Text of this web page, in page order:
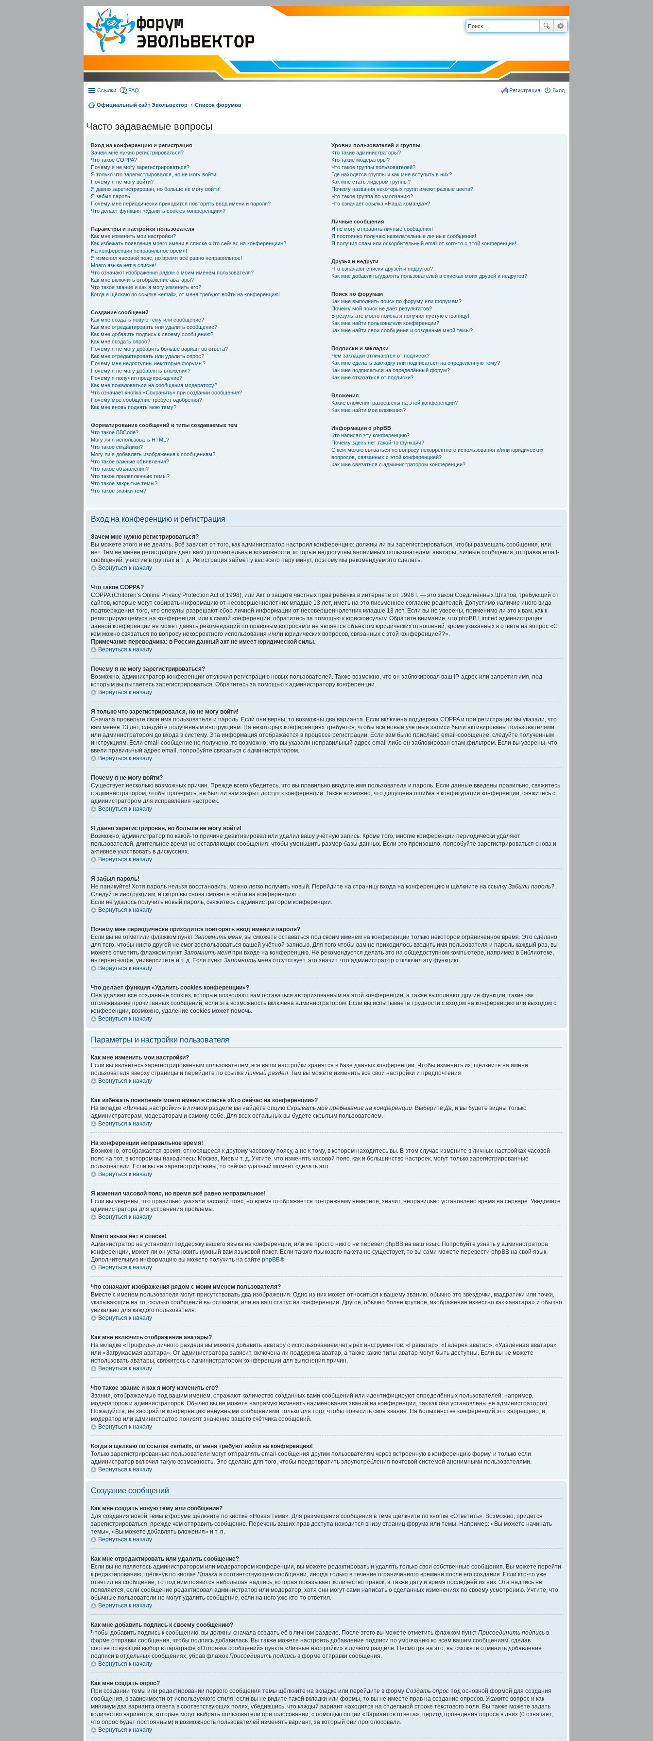
Ссылки FAQ Вход
Регистрация
Официальный сайт Эвольвектор Список форумов
Часто задаваемые вопросы
Вход на конференцию и регистрация
Зачем мне нужно регистрироваться?
Что такое COPPA?
Почему я не могу зарегистрироваться?
Я только что зарегистрировался, но не могу войти!
Почему я не могу войти?
Я давно зарегистрирован, но больше не могу войти!
Я забыл пароль!
Почему мне периодически приходится повторять ввод имени и пароля?
Что делает функция «Удалить cookies конференции»?
Параметры и настройки пользователя
Как мне изменить мои настройки?
Как избежать появления моего имени в списке «Кто сейчас на конференции»?
На конференции неправильное время!
Я изменил часовой пояс, но время всё равно неправильное!
Моего языка нет в списке!
Что означают изображения рядом с моим именем пользователя?
Как мне включить отображение аватары?
Что такое звание и как я могу изменить его?
Когда я щёлкаю по ссылке «email», от меня требуют войти на конференцию!
Создание сообщений
Как мне создать новую тему или сообщение?
Как мне отредактировать или удалить сообщение?
Как мне добавить подпись к своему сообщению?
Как мне создать опрос?
Почему я не могу добавить больше вариантов ответа?
Как мне отредактировать или удалить опрос?
Почему мне недоступны некоторые форумы?
Почему я не могу добавлять вложения?
Почему я получил предупреждение?
Как мне пожаловаться на сообщения модератору?
Что означает кнопка «Сохранить» при создании сообщения?
Почему моё сообщение требует одобрения?
Как мне вновь поднять мою тему?
Форматирование сообщений и типы создаваемых тем
Что такое BBCode?
Могу ли я использовать HTML?
Что такое смайлики?
Могу ли я добавлять изображения к сообщениям?
Что такое важные объявления?
Что такое объявления?
Что такое прилепленные темы?
Что такое закрытые темы?
Что такое значки тем?
Уровни пользователей и группы
Кто такие администраторы?
Кто такие модераторы?
Что такое группы пользователей?
Где находятся группы и как мне вступить в них?
Как мне стать лидером группы?
Почему названия некоторых групп имеют разные цвета?
Что такое группа по умолчанию?
Что означает ссылка «Наша команда»?
Личные сообщения
Я не могу отправить личные сообщения!
Я постоянно получаю нежелательные личные сообщения!
Я получил спам или оскорбительный email от кого-то с этой конференции!
Друзья и недруги
Что означают списки друзей и недругов?
Как мне добавлять/удалять пользователей в списках моих друзей и недругов?
Поиск по форумам
Как мне выполнить поиск по форуму или форумам?
Почему мой поиск не даёт результатов?
В результате моего поиска я получил пустую страницу!
Как мне найти пользователя конференции?
Как мне найти свои сообщения и созданные мной темы?
Подписки и закладки
Чем закладки отличаются от подписок?
Как мне сделать закладку или подписаться на определённую тему?
Как мне подписаться на определённый форум?
Как мне отказаться от подписки?
Вложения
Какие вложения разрешены на этой конференции?
Как мне найти мои вложения?
Информация о phpBB
Кто написал эту конференцию?
Почему здесь нет такой-то функции?
С кем можно связаться по вопросу некорректного использования и/или юридических
вопросов, связанных с этой конференцией?
Как мне связаться с администратором конференции?
Вход на конференцию и регистрация
Зачем мне нужно регистрироваться?
Вы можете этого и не делать. Всё зависит от того, как администратор настроил конференцию: должны ли вы зарегистрироваться, чтобы размещать сообщения, или
нет. Тем не менее регистрация даёт вам дополнительные возможности, которые недоступны анонимным пользователям: аватары, личные сообщения, отправка email-
сообщений, участие в группах и т. д. Регистрация займёт у вас всего пару минут, поэтому мы рекомендуем это сделать.
Вернуться к началу
Что такое COPPA?
COPPA (Children’s Online Privacy Protection Act of 1998), или Акт о защите частных прав ребёнка в интернете от 1998 г. — это закон Соединённых Штатов, требующий от
сайтов, которые могут собирать информацию от несовершеннолетних младше 13 лет, иметь на это письменное согласие родителей. Допустимо наличие иного вида
подтверждения того, что опекуны разрешают сбор личной информации от несовершеннолетних младше 13 лет. Если вы не уверены, применимо ли это к вам, как к
регистрирующемуся на конференции, или к самой конференции, обратитесь за помощью к юрисконсульту. Обратите внимание, что phpBB Limited администрация
данной конференции не может давать рекомендаций по правовым вопросам и не является объектом юридических отношений, кроме указанных в ответе на вопрос «С
кем можно связаться по вопросу некорректного использования и/или юридических вопросов, связанных с этой конференцией?».
Примечание переводчика: в России данный акт не имеет юридической силы.
Вернуться к началу
Почему я не могу зарегистрироваться?
Возможно, администратор конференции отключил регистрацию новых пользователей. Также возможно, что он заблокировал ваш IP-адрес или запретил имя, под
которым вы пытаетесь зарегистрироваться. Обратитесь за помощью к администратору конференции.
Вернуться к началу
Я только что зарегистрировался, но не могу войти!
Сначала проверьте свои имя пользователя и пароль. Если они верны, то возможны два варианта. Если включена поддержка COPPA и при регистрации вы указали, что
вам менее 13 лет, следуйте полученным инструкциям. На некоторых конференциях требуется, чтобы все новые учётные записи были активированы пользователями
или администратором до входа в систему. Эта информация отображается в процессе регистрации. Если вам было прислано email-сообщение, следуйте полученным
инструкциям. Если email-сообщение не получено, то возможно, что вы указали неправильный адрес email либо он заблокирован спам-фильтром. Если вы уверены, что
ввели правильный адрес email, попробуйте связаться с администратором.
Вернуться к началу
Почему я не могу войти?
Существует несколько возможных причин. Прежде всего убедитесь, что вы правильно вводите имя пользователя и пароль. Если данные введены правильно, свяжитесь
с администратором, чтобы проверить, не был ли вам закрыт доступ к конференции. Также возможно, что допущена ошибка в конфигурации конференции, свяжитесь с
администратором для исправления настроек.
Вернуться к началу
Я давно зарегистрирован, но больше не могу войти!
Возможно, администратор по какой-то причине деактивировал или удалил вашу учётную запись. Кроме того, многие конференции периодически удаляют
пользователей, длительное время не оставляющих сообщения, чтобы уменьшить размер базы данных. Если это произошло, попробуйте зарегистрироваться снова и
активнее участвовать в дискуссиях.
Вернуться к началу
Я забыл пароль!
Не паникуйте! Хотя пароль нельзя восстановить, можно легко получить новый. Перейдите на страницу входа на конференцию и щёлкните на ссылку Забыли пароль?.
Следуйте инструкциям, и скоро вы снова сможете войти на конференцию.
Если не удалось получить новый пароль, свяжитесь с администратором конференции.
Вернуться к началу
Почему мне периодически приходится повторять ввод имени и пароля?
Если вы не отметили флажком пункт Запомнить меня, вы сможете оставаться под своим именем на конференции только некоторое ограниченное время. Это сделано
для того, чтобы никто другой не смог воспользоваться вашей учётной записью. Для того чтобы вам не приходилось вводить имя пользователя и пароль каждый раз, вы
можете отметить флажком пункт Запомнить меня при входе на конференцию. Не рекомендуется делать это на общедоступном компьютере, например в библиотеке,
интернет-кафе, университете и т. д. Если пункт Запомнить меня отсутствует, это значит, что администратор отключил эту функцию.
Вернуться к началу
Что делает функция «Удалить cookies конференции»?
Она удаляет все созданные cookies, которые позволяют вам оставаться авторизованным на этой конференции, а также выполняют другие функции, такие как
отслеживание прочитанных сообщений, если эта возможность включена администратором. Если вы испытываете трудности с входом на конференцию или выходом с
конференции, возможно, удаление cookies может помочь.
Вернуться к началу
Параметры и настройки пользователя
Как мне изменить мои настройки?
Если вы являетесь зарегистрированным пользователем, все ваши настройки хранятся в базе данных конференции. Чтобы изменить их, щёлкните на имени
пользователя вверху страницы и перейдите по ссылкеЛичный раздел. Там вы можете изменить все свои настройки и предпочтения.
Вернуться к началу
Как избежать появления моего имени в списке «Кто сейчас на конференции»?
На вкладке «Личные настройки» в личном разделе вы найдёте опцию Скрывать моё пребывание на конференции. ВыберитеДа, и вы будете видны только
администраторам, модераторам и самому себе. Для всех остальных вы будете скрытым пользователем.
Вернуться к началу
На конференции неправильное время!
Возможно, отображается время, относящееся к другому часовому поясу, а не к тому, в котором находитесь вы. В этом случае измените в личных настройках часовой
пояс на тот, в котором вы находитесь: Москва, Киев и т. д. Учтите, что изменять часовой пояс, как и большинство настроек, могут только зарегистрированные
пользователи. Если вы не зарегистрированы, то сейчас удачный момент сделать это.
Вернуться к началу
Я изменил часовой пояс, но время всё равно неправильное!
Если вы уверены, что правильно указали часовой пояс, но время отображается по-прежнему неверное, значит, неправильно установлено время на сервере. Уведомите
администратора для устранения проблемы.
Вернуться к началу
Моего языка нет в списке!
Администратор не установил поддержку вашего языка на конференции, или же просто никто не перевёл phpBB на ваш язык. Попробуйте узнать у администратора
конференции, может ли он установить нужный вам языковой пакет. Если такого языкового пакета не существует, то вы сами можете перевести phpBB на свой язык.
Дополнительную информацию вы можете получить на сайте phpBB®.
Вернуться к началу
Что означают изображения рядом с моим именем пользователя?
Вместе с именем пользователя могут присутствовать два изображения. Одно из них может относиться к вашему званию, обычно это звёздочки, квадратики или точки,
указывающие на то, сколько сообщений вы оставили, или на ваш статус на конференции. Другое, обычно более крупное, изображение известно как «аватара» и обычно
уникально для каждого пользователя.
Вернуться к началу
Как мне включить отображение аватары?
На вкладке «Профиль» личного раздела вы можете добавить аватару с использованием четырёх инструментов: «Граватар», «Галерея аватар», «Удалённая аватара»
или «Загружаемая аватара». От администратора зависит, включена ли поддержка аватар, а также какие типы аватар могут быть доступны. Если вы не можете
использовать аватары, свяжитесь с администратором конференции для выяснения причин.
Вернуться к началу
Что такое звание и как я могу изменить его?
Звания, отображаемые под вашим именем, отражают количество созданных вами сообщений или идентифицируют определённых пользователей: например,
модераторов и администраторов. Обычно вы не можете напрямую изменять наименования званий на конференции, так как они установлены её администратором.
Пожалуйста, не засоряйте конференцию ненужными сообщениями только для того, чтобы повысить своё звание. На большинстве конференций это запрещено, и
модератор или администратор понизят значение вашего счётчика сообщений.
Вернуться к началу
Когда я щёлкаю по ссылке «email», от меня требуют войти на конференцию!
Только зарегистрированные пользователи могут отправлять email-сообщения другим пользователям через встроенную в конференцию форму, и только если
администратор включил такую возможность. Это сделано для того, чтобы предотвратить злоупотребления почтовой системой анонимными пользователями.
Вернуться к началу
Создание сообщений
Как мне создать новую тему или сообщение?
Для создания новой темы в форуме щёлкните по кнопке «Новая тема». Для размещения сообщения в теме щёлкните по кнопке «Ответить». Возможно, придётся
зарегистрироваться, прежде чем отправить сообщение. Перечень ваших прав доступа находится внизу страниц форума или темы. Например: «Вы можете начинать
темы», «Вы можете добавлять вложения» и т. п.
Вернуться к началу
Как мне отредактировать или удалить сообщение?
Если вы не являетесь администратором или модератором конференции, вы можете редактировать и удалять только свои собственные сообщения. Вы можете перейти
к редактированию, щёлкнув по кнопке Правка в соответствующем сообщении, иногда только в течение ограниченного времени после его создания. Если кто-то уже
ответил на сообщение, то под ним появится небольшая надпись, которая показывает количество правок, а также дату и время последней из них. Эта надпись не
появляется, если сообщение редактировал администратор или модератор, хотя они могут сами написать о сделанных изменениях по своему усмотрению. Учтите, что
обычные пользователи не могут удалить сообщение, если на него уже кто-то ответил.
Вернуться к началу
Как мне добавить подпись к своему сообщению?
Чтобы добавить подпись к сообщению, вы должны сначала создать её в личном разделе. После этого вы можете отметить флажком пункт Присоединить подпись в
форме отправки сообщения, чтобы подпись добавилась. Вы также можете настроить добавление подписи по умолчанию ко всем вашим сообщениям, сделав
соответствующий выбор в параграфе «Отправка сообщений» пункта «Личные настройки» в личном разделе. Несмотря на это, вы сможете отменить добавление
подписи в отдельных сообщениях, убрав флажок Присоединить подпись в форме отправки сообщения.
Вернуться к началу
Как мне создать опрос?
При создании темы или редактировании первого сообщения темы щёлкните на вкладке или перейдите в форму Создать опрос под основной формой для создания
сообщения, в зависимости от используемого стиля; если вы не видите такой вкладки или формы, то вы не имеете прав на создание опросов. Укажите вопрос и как
минимум два варианта ответа в соответствующих полях, убедившись, что каждый вариант находится на отдельной строке текстового поля. Вы также можете задать
количество вариантов, которые могут выбрать пользователи при голосовании, с помощью опции «Вариантов ответа», период проведения опроса в днях (0 означает,
что опрос будет постоянным) и возможность пользователей изменять вариант, за который они проголосовали.
Вернуться к началу